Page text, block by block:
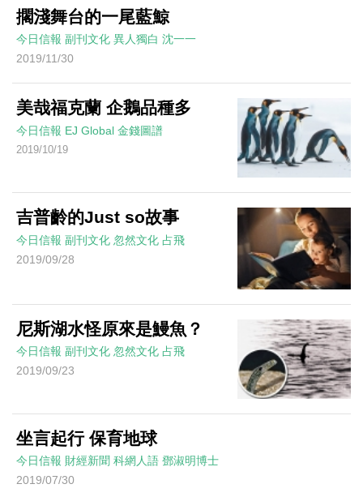
擱淺舞台的一尾藍鯨
今日信報 副刊文化 異人獨白 沈一一
2019/11/30
美哉福克蘭 企鵝品種多
今日信報 EJ Global 金錢圖譜
2019/10/19
吉普齡的Just so故事
今日信報 副刊文化 忽然文化 占飛
2019/09/28
尼斯湖水怪原來是鰻魚？
今日信報 副刊文化 忽然文化 占飛
2019/09/23
坐言起行 保育地球
今日信報 財經新聞 科網人語 鄧淑明博士
2019/07/30